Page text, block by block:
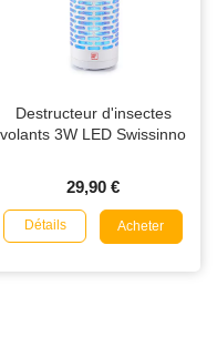
Destructeur d'insectes
volants 3W LED Swissinno
29,90 €
Détails Acheter